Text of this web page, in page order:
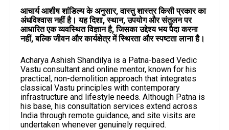
आचार्य आशीष शांडिल्य के अनुसार, वास्तु शास्त्र किसी प्रकार का
अंधविश्वास नहीं है। यह दिशा, स्थान, उपयोग और संतुलन पर
आधारित एक व्यवस्थित विज्ञान है, जिसका उद्देश्य भय पैदा करना
नहीं, बल्कि जीवन और कार्यक्षेत्र में स्थिरता और स्पष्टता लाना है।
Acharya Ashish Shandilya is a Patna-based Vedic
Vastu consultant and online mentor, known for his
practical, non-demolition approach that integrates
classical Vastu principles with contemporary
infrastructure and lifestyle needs. Although Patna is
his base, his consultation services extend across
India through remote guidance, and site visits are
undertaken whenever genuinely required.